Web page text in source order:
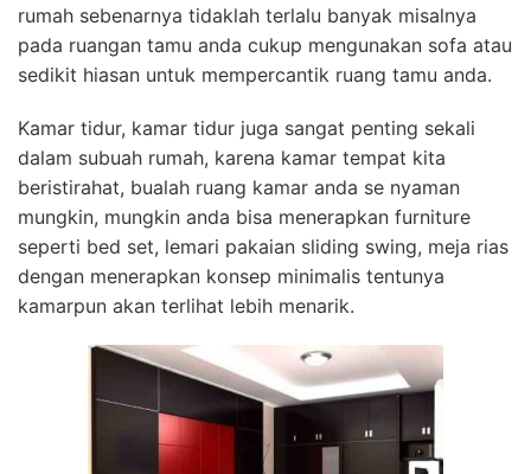
rumah sebenarnya tidaklah terlalu banyak misalnya
pada ruangan tamu anda cukup mengunakan sofa atau
sedikit hiasan untuk mempercantik ruang tamu anda.
Kamar tidur, kamar tidur juga sangat penting sekali
dalam subuah rumah, karena kamar tempat kita
beristirahat, bualah ruang kamar anda se nyaman
mungkin, mungkin anda bisa menerapkan furniture
seperti bed set, lemari pakaian sliding swing, meja rias
dengan menerapkan konsep minimalis tentunya
kamarpun akan terlihat lebih menarik.